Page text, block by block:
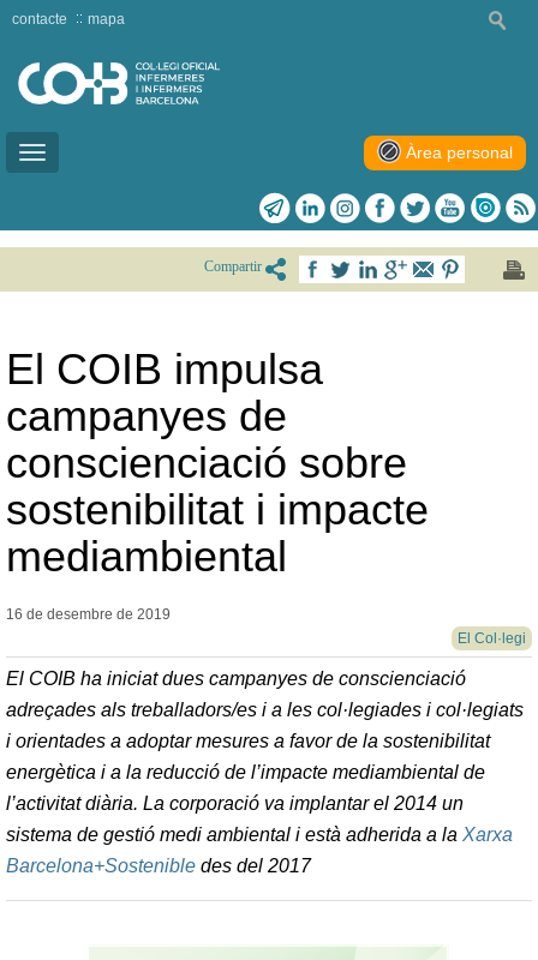
Toggle
contacte mapa
Àrea personal
Compartir
El COIB impulsa
campanyes de
conscienciació sobre
sostenibilitat i impacte
mediambiental
16 de desembre de 2019
El Col·legi
El COIB ha iniciat dues campanyes de conscienciació
adreçades als treballadors/es i a les col·legiades i col·legiats
i orientades a adoptar mesures a favor de la sostenibilitat
energètica i a la reducció de l’impacte mediambiental de
l’activitat diària. La corporació va implantar el 2014 un
sistema de gestió medi ambiental i està adherida a la Xarxa
Barcelona+Sostenible des del 2017